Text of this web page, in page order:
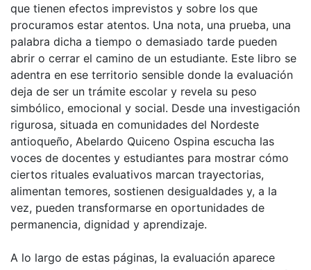
que tienen efectos imprevistos y sobre los que
procuramos estar atentos. Una nota, una prueba, una
palabra dicha a tiempo o demasiado tarde pueden
abrir o cerrar el camino de un estudiante. Este libro se
adentra en ese territorio sensible donde la evaluación
deja de ser un trámite escolar y revela su peso
simbólico, emocional y social. Desde una investigación
rigurosa, situada en comunidades del Nordeste
antioqueño, Abelardo Quiceno Ospina escucha las
voces de docentes y estudiantes para mostrar cómo
ciertos rituales evaluativos marcan trayectorias,
alimentan temores, sostienen desigualdades y, a la
vez, pueden transformarse en oportunidades de
permanencia, dignidad y aprendizaje.
A lo largo de estas páginas, la evaluación aparece